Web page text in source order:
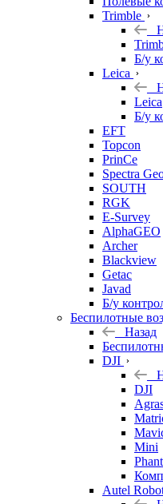
Trimble
Б/у
Leica
Leica
Б/у
EFT
Topcon
PrinCe
Spectra
SOUTH
RGK
E-Survey
AlphaGEO
Archer
Blackview
Getac
Javad
Б/у
Беспилотные
Назад
DJI
DJI
Mini
Autel